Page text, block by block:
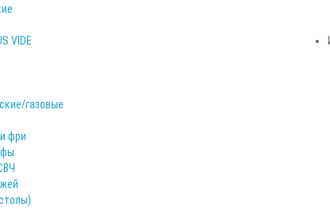
VIDE
газовые
фри